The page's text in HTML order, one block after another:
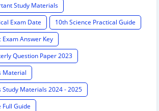
Study Materials
Exam Date
10th Science Practical Guide
Exam Answer Key
Question Paper 2023
Material
Study Materials 2024 - 2025
Full Guide